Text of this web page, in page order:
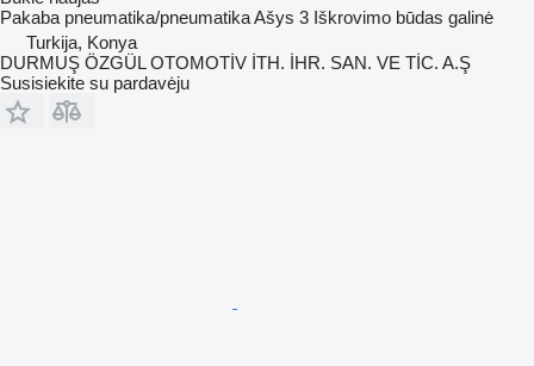
Pakaba pneumatika/pneumatikaAšys 3 Iškrovimo būdas galinė
Turkija, Konya
DURMUŞ ÖZGÜL OTOMOTİV İTH. İHR. SAN. VE TİC. A.Ş
Susisiekite su pardavėju